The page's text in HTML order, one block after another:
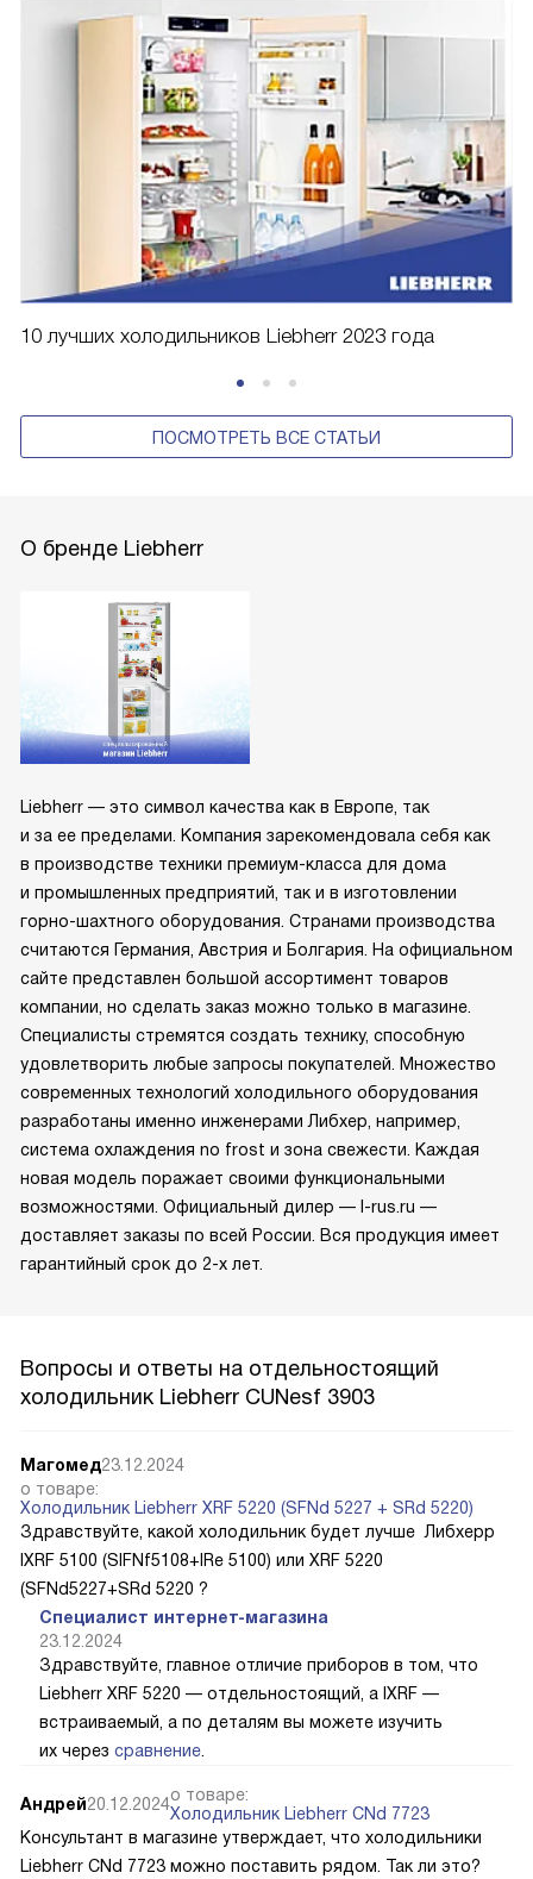
10 лучших холодильников Liebherr 2023 года
ПОСМОТРЕТЬ ВСЕ СТАТЬИ
О бренде Liebherr
Liebherr — это символ качества как в Европе, так
и за ее пределами. Компания зарекомендовала себя как
в производстве техники премиум-класса для дома
и промышленных предприятий, так и в изготовлении
горно-шахтного оборудования. Странами производства
считаются Германия, Австрия и Болгария. На официальном
сайте представлен большой ассортимент товаров
компании, но сделать заказ можно только в магазине.
Специалисты стремятся создать технику, способную
удовлетворить любые запросы покупателей. Множество
современных технологий холодильного оборудования
разработаны именно инженерами Либхер, например,
система охлаждения no frost и зона свежести. Каждая
новая модель поражает своими функциональными
возможностями. Официальный дилер — l-rus.ru —
доставляет заказы по всей России. Вся продукция имеет
гарантийный срок до 2-х лет.
Вопросы и ответы на отдельностоящий
холодильник Liebherr CUNesf 3903
Магомед23.12.2024
о товаре:
Холодильник Liebherr XRF 5220 (SFNd 5227 + SRd 5220)
Здравствуйте, какой холодильник будет лучше Либхерр
IXRF 5100 (SIFNf5108+IRe 5100) или XRF 5220
(SFNd5227+SRd 5220 ?
Специалист интернет-магазина
23.12.2024
Здравствуйте, главное отличие приборов в том, что
Liebherr XRF 5220 — отдельностоящий, а IXRF —
встраиваемый, а по деталям вы можете изучить
их через сравнение
Андрей20.12.2024о товаре:
Холодильник Liebherr CNd 7723
Консультант в магазине утверждает, что холодильники
Liebherr CNd 7723 можно поставить рядом. Так ли это?